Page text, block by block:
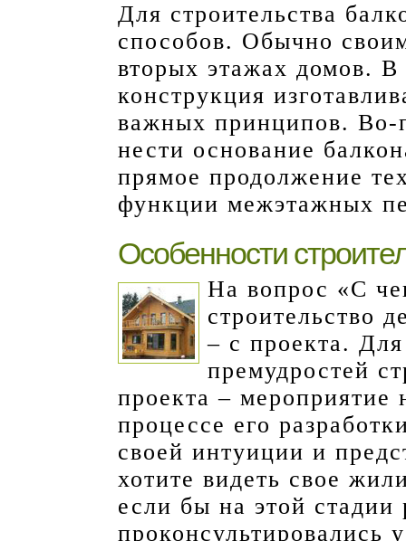
Для строительства
способов. Обычно
вторых этажах домов.
конструкция
важных принципов. Во-
нести основание
прямое продолжение
функции межэтажных
Особенности
На вопрос «С
строительство
– с проекта.
премудростей
проекта – мероприятие
процессе его
своей интуиции и
хотите видеть свое
если бы на этой стадии
проконсультировались